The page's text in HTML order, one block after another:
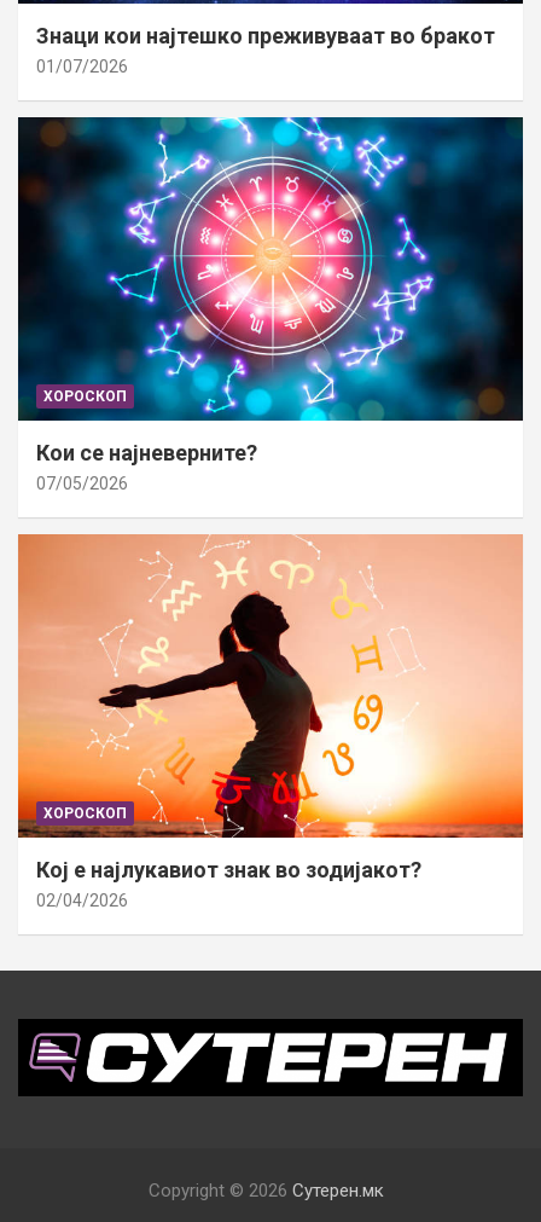
Знаци кои најтешко преживуваат во бракот
01/07/2026
ХОРОСКОП
Кои се најневерните?
07/05/2026
ХОРОСКОП
Кој е најлукавиот знак во зодијакот?
02/04/2026
Copyright © 2026 Сутерен.мк